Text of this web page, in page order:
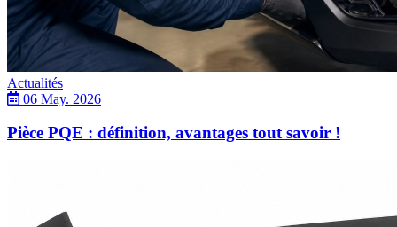
Actualités
06 May. 2026
Pièce PQE : définition, avantages tout savoir !